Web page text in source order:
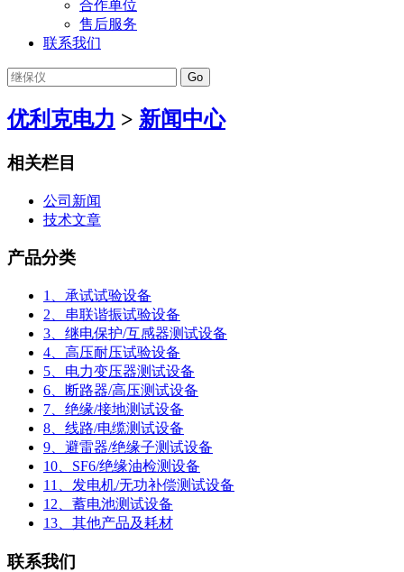
合作单位
售后服务
联系我们
Go
优利克电力 > 新闻中心
相关栏目
公司新闻
技术文章
产品分类
1、承试试验设备
2、串联谐振试验设备
3、继电保护/互感器测试设备
4、高压耐压试验设备
5、电力变压器测试设备
6、断路器/高压测试设备
7、绝缘/接地测试设备
8、线路/电缆测试设备
9、避雷器/绝缘子测试设备
10、SF6/绝缘油检测设备
11、发电机/无功补偿测试设备
12、蓄电池测试设备
13、其他产品及耗材
联系我们